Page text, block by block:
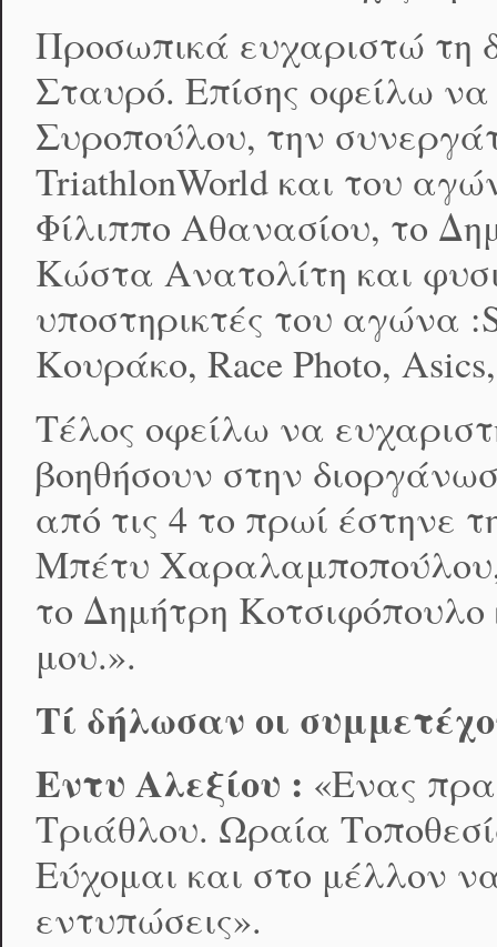
Προσωπικά ευχαριστώ τη
Σταυρό. Επίσης οφείλω
Συροπούλου, την
TriathlonWorld και του
Φίλιππο Αθανασίου, το
Κώστα Ανατολίτη και
υποστηρικτές του αγώνα
Κουράκο, Race Photο,
Τέλος οφείλω να
βοηθήσουν στην
από τις 4 το πρωί έστηνε
Μπέτυ
το Δημήτρη
μου.».
Τί δήλωσαν οι
Εντυ Αλεξίου : «Ενας
Τριάθλου. Ωραία
Εύχομαι και στο μέλλον
εντυπώσεις».